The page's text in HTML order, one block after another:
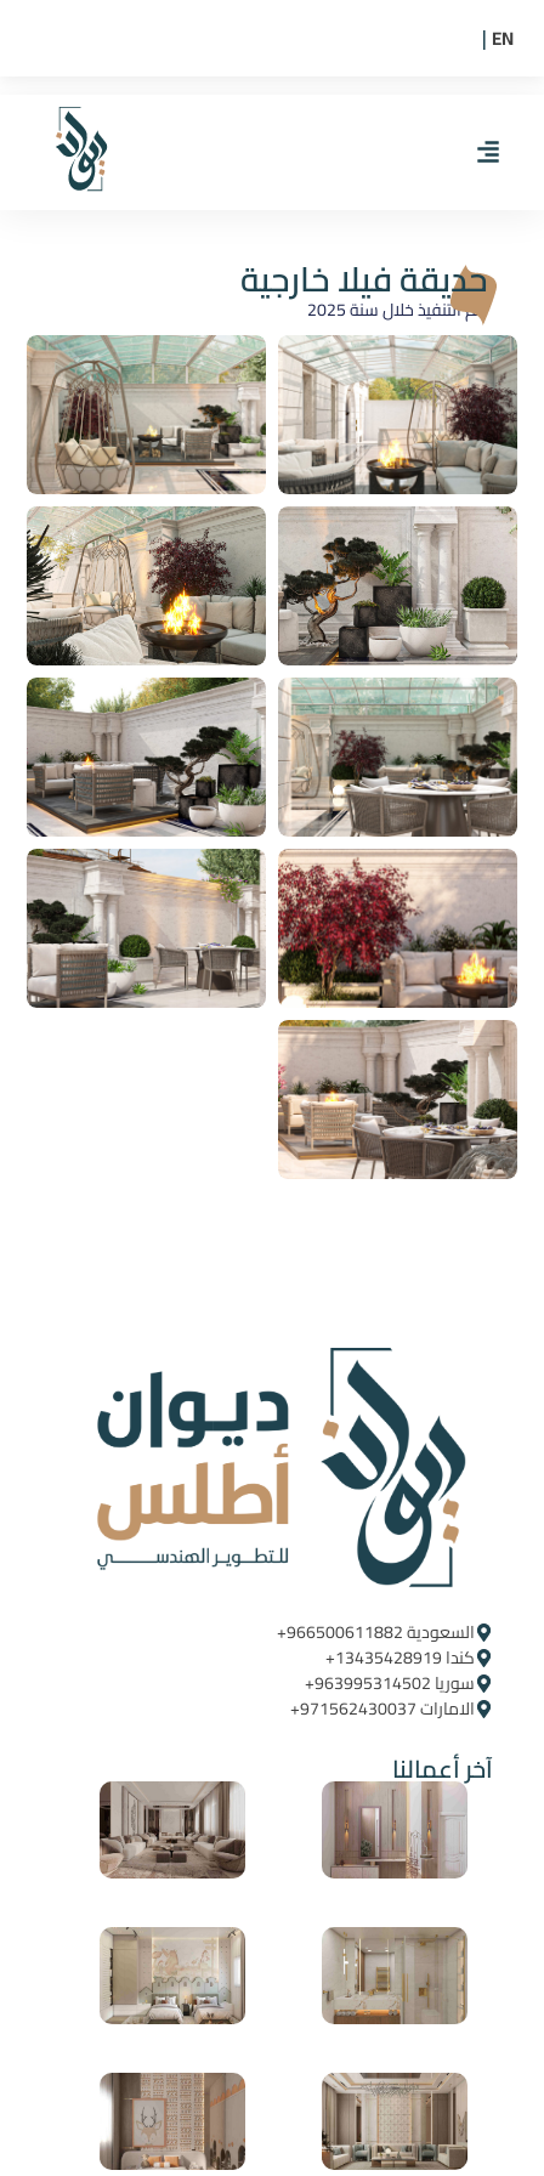
EN
|
حديقة فيلا خارجية
-تم التنفيذ خلال سنة2025
السعودية ‪+966500611882‬ ‪ ‪
كندا ‪+13435428919
سوريا ‪+963995314502
الامارات ‪+971562430037
آخر أعمالنا